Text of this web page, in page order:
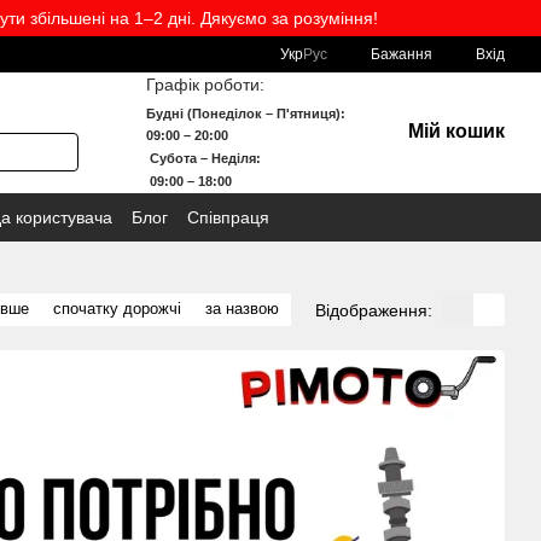
збільшені на 1–2 дні. Дякуємо за розуміння!
УкрРус Бажання Вхід
Графік роботи:
Будні (Понеділок – П'ятниця):
09:00 – 20:00
Субота – Неділя:
09:00 – 18:00
Мій кошик
користувача Блог Співпраця
спочатку дорожчі за назвою Відображення: